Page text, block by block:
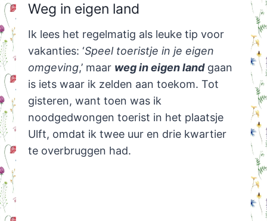
Weg in eigen land
Ik lees het regelmatig als leuke tip voor
vakanties: ‘Speel toeristje in je eigen
omgeving,’ maar weg in eigen landgaan
is iets waar ik zelden aan toekom. Tot
gisteren, want toen was ik
noodgedwongen toerist in het plaatsje
Ulft, omdat ik twee uur en drie kwartier
te overbruggen had.